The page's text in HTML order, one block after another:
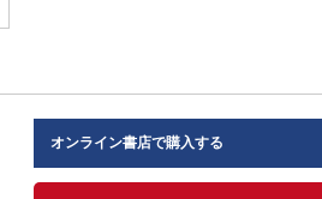
オンライン書店で購入する